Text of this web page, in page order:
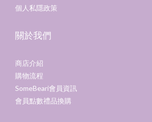
個人私隱政策
關於我們
商店介紹
購物流程
SomeBeari會員資訊
會員點數禮品換購